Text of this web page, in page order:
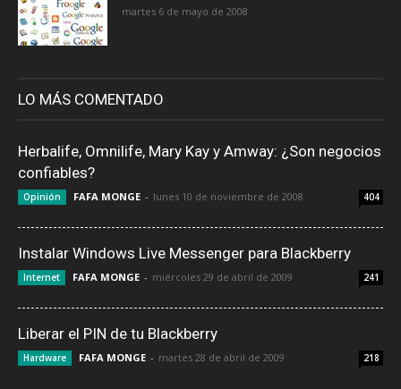
martes 6 de mayo de 2008
LO MÁS COMENTADO
Herbalife, Omnilife, Mary Kay y Amway: ¿Son negocios
confiables?
Opinión FAFA MONGE - lunes 10 de noviembre de 2008 404
Instalar Windows Live Messenger para Blackberry
Internet FAFA MONGE - miércoles 29 de abril de 2009 241
Liberar el PIN de tu Blackberry
Hardware FAFA MONGE - martes 28 de abril de 2009 218